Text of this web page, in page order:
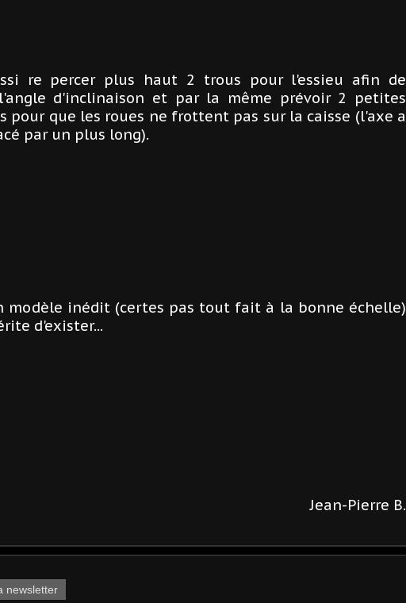
re percer plus haut 2 trous pour l'essieu afin de
d'inclinaison et par la même prévoir 2 petites
pour que les roues ne frottent pas sur la caisse (l'axe a
par un plus long).
modèle inédit (certes pas tout fait à la bonne échelle)
d'exister...
Jean-Pierre B.
newsletter